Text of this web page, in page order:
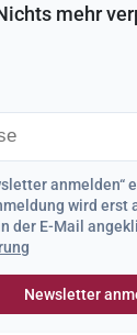
mehr
anmelden“
wird erst
der E-Mail